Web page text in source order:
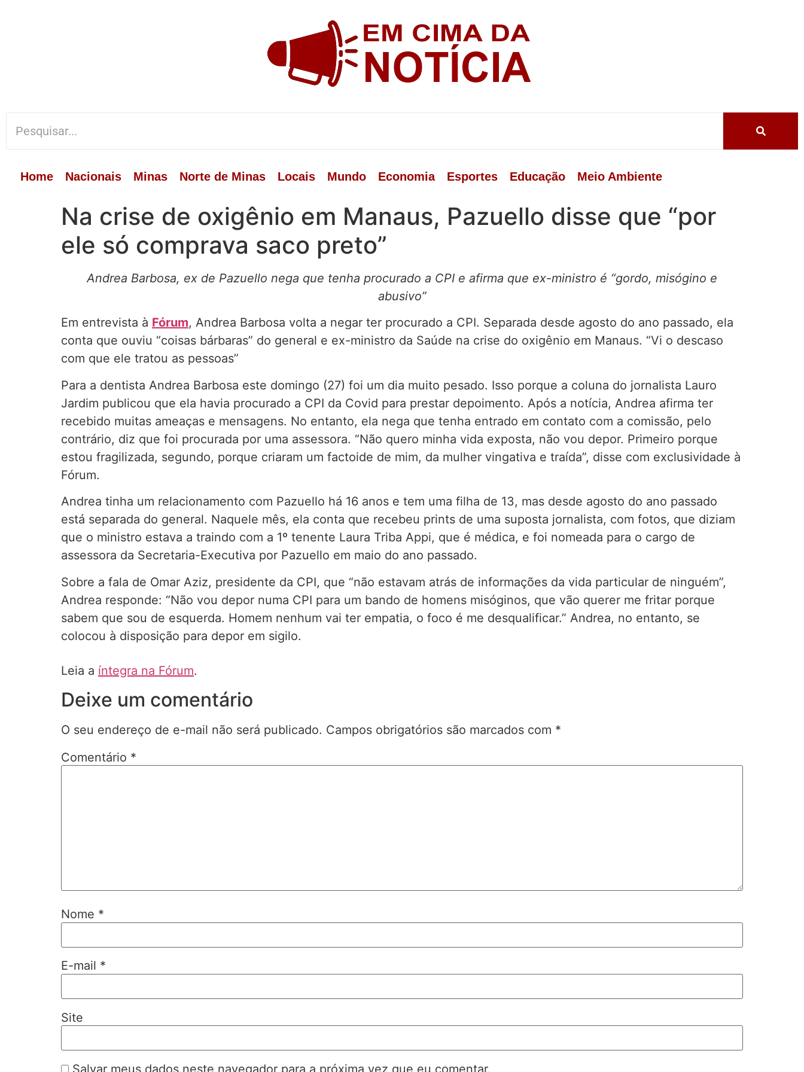
Home Nacionais Minas Norte de Minas Locais Mundo Economia Esportes Educação Meio Ambiente
Na crise de oxigênio em Manaus, Pazuello disse que “por
ele só comprava saco preto”
Andrea Barbosa, ex de Pazuello nega que tenha procurado a CPI e afirma que ex-ministro é “gordo, misógino e
abusivo”
Em entrevista à Fórum, Andrea Barbosa volta a negar ter procurado a CPI. Separada desde agosto do ano passado, ela
conta que ouviu “coisas bárbaras” do general e ex-ministro da Saúde na crise do oxigênio em Manaus. “Vi o descaso
com que ele tratou as pessoas”
Para a dentista Andrea Barbosa este domingo (27) foi um dia muito pesado. Isso porque a coluna do jornalista Lauro
Jardim publicou que ela havia procurado a CPI da Covid para prestar depoimento. Após a notícia, Andrea afirma ter
recebido muitas ameaças e mensagens. No entanto, ela nega que tenha entrado em contato com a comissão, pelo
contrário, diz que foi procurada por uma assessora. “Não quero minha vida exposta, não vou depor. Primeiro porque
estou fragilizada, segundo, porque criaram um factoide de mim, da mulher vingativa e traída”, disse com exclusividade à
Fórum.
Andrea tinha um relacionamento com Pazuello há 16 anos e tem uma filha de 13, mas desde agosto do ano passado
está separada do general. Naquele mês, ela conta que recebeu prints de uma suposta jornalista, com fotos, que diziam
que o ministro estava a traindo com a 1º tenente Laura Triba Appi, que é médica, e foi nomeada para o cargo de
assessora da Secretaria-Executiva por Pazuello em maio do ano passado.
Sobre a fala de Omar Aziz, presidente da CPI, que “não estavam atrás de informações da vida particular de ninguém”,
Andrea responde: “Não vou depor numa CPI para um bando de homens misóginos, que vão querer me fritar porque
sabem que sou de esquerda. Homem nenhum vai ter empatia, o foco é me desqualificar.” Andrea, no entanto, se
colocou à disposição para depor em sigilo.
Leia a íntegra na Fórum.
Deixe um comentário
O seu endereço de e-mail não será publicado. Campos obrigatórios são marcados com *
Comentário *
Nome *
E-mail *
Site